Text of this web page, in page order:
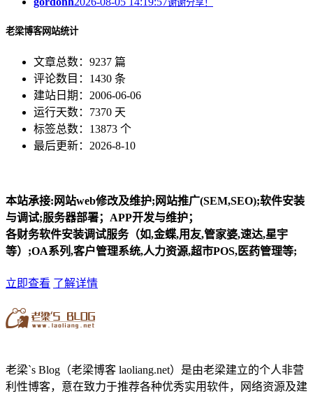
谢谢分享！
老梁博客网站统计
文章总数：9237 篇
评论数目：1430 条
建站日期：2006-06-06
运行天数：7370 天
标签总数：13873 个
最后更新：2026-8-10
本站承接:网站web修改及维护;网站推广(SEM,SEO);软件安装
与调试;服务器部署；APP开发与维护；
各财务软件安装调试服务（如,金蝶,用友,管家婆,速达,星宇
等）;OA系列,客户管理系统,人力资源,超市POS,医药管理等;
立即查看 了解详情
老梁`s Blog（老梁博客 laoliang.net）是由老梁建立的个人非营
利性博客，意在致力于推荐各种优秀实用软件，网络资源及建